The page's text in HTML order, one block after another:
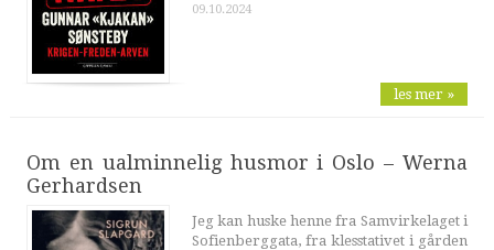
09.10.2024
les mer »
Om en ualminnelig husmor i Oslo – Werna
Gerhardsen
Jeg kan huske henne fra Samvirkelaget i
Sofienberggata, fra klesstativet i gården